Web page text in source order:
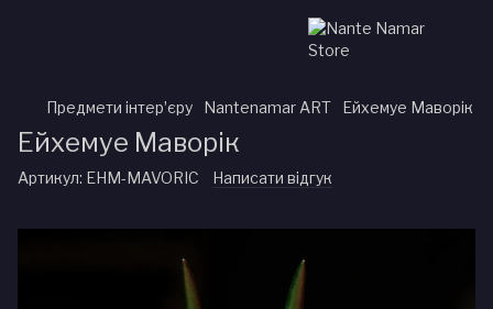
Предмети інтерʼєру Nantenamar ART Ейхемуе Маворік
Ейхемуе Маворік
Артикул: EHM-MAVORIC Написати відгук